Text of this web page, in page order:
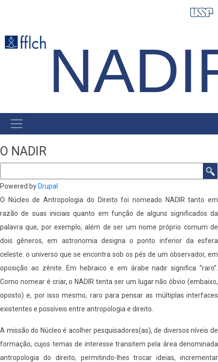
conteúdo
NAVEGAÇÃO
PRINCIPAL
O NADIR
Powered by Drupal
O Núcleo de Antropologia do Direito foi nomeado NADIR tanto em
razão de suas iniciais quanto em função de alguns significados da
palavra que, por exemplo, além de ser um nome próprio comum de
dois gêneros, em astronomia designa o ponto inferior da esfera
celeste: o universo que se encontra sob os pés de um observador, em
oposição ao zênite. Em hebraico e em árabe nadir significa “raro”.
Como nomear é criar, o NADIR tenta ser um lugar não óbvio (embaixo,
oposto) e, por isso mesmo, raro para pensar as múltiplas interfaces
existentes e possíveis entre antropologia e direito.
A missão do Núcleo é acolher pesquisadores(as), de diversos níveis de
formação, cujos temas de interesse transitem pela área denominada
antropologia do direito, permitindo-lhes trocar ideias, incrementar